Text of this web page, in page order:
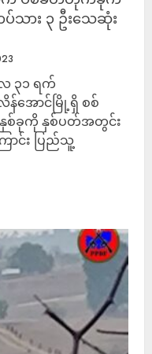
သား ၃ ဦးသေဆုံး
လ ၃၁ ရက်
န်အောင်မြို့ရှိ စစ်
စ်ခုကို နှစ်ပတ်အတွင်း
ာင်း ပြည်သူ့